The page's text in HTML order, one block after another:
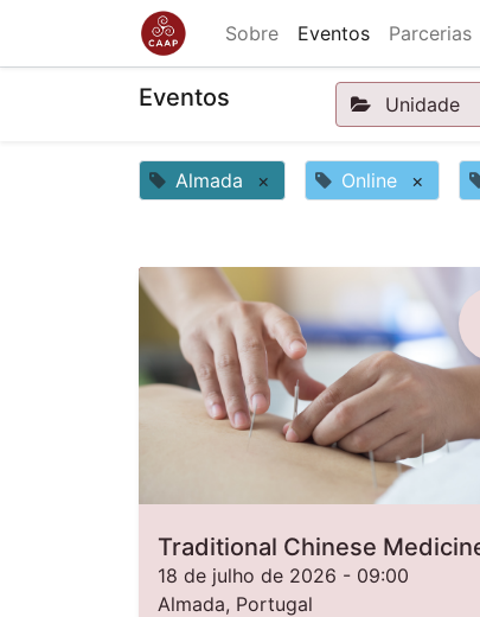
Sobre Eventos Parcerias
Eventos Unidade
Almada × Online ×
18 de julho de 2026 - 09:00
Almada, Portugal